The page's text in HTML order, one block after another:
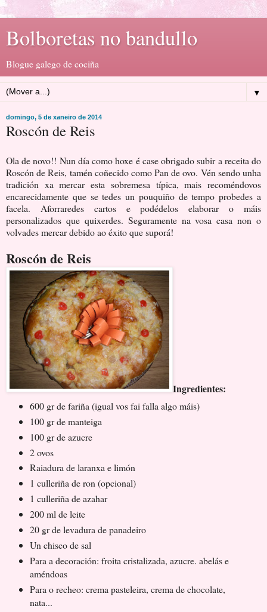
Bolboretas no bandullo
Blogue galego de cociña
▼
domingo, 5 de xaneiro de 2014
Roscón de Reis
Ola de novo!! Nun día como hoxe é case obrigado subir a receita do
Roscón de Reis, tamén coñecido como Pan de ovo. Vén sendo unha
tradición xa mercar esta sobremesa típica, mais recoméndovos
encarecidamente que se tedes un pouquiño de tempo probedes a
facela. Aforraredes cartos e podédelos elaborar o máis
personalizados que quixerdes. Seguramente na vosa casa non o
volvades mercar debido ao éxito que suporá!
Roscón de Reis
Ingredientes:
600 gr de fariña (igual vos fai falla algo máis)
100 gr de manteiga
100 gr de azucre
2 ovos
Raiadura de laranxa e limón
1 culleriña de ron (opcional)
1 culleriña de azahar
200 ml de leite
20 gr de levadura de panadeiro
Un chisco de sal
Para a decoración: froita cristalizada, azucre. abelás e
améndoas
Para o recheo: crema pasteleira, crema de chocolate,
nata...